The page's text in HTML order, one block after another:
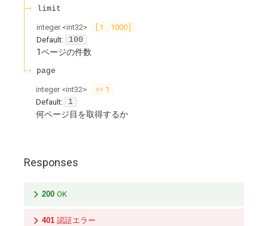
limit
integer <int32>
[ 1 .. 1000 ]
Default:
100
1ページの件数
page
integer <int32>
>= 1
Default:
1
何ページ目を取得するか
Responses
200 OK
401 認証エラー